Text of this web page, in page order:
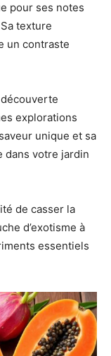
pour ses notes
texture
un contraste
explorations
unique et sa
dans votre jardin
de casser la
d’exotisme à
essentiels